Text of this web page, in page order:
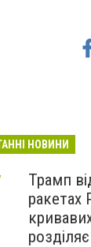
НОВИНИ
Трамп
ракетах